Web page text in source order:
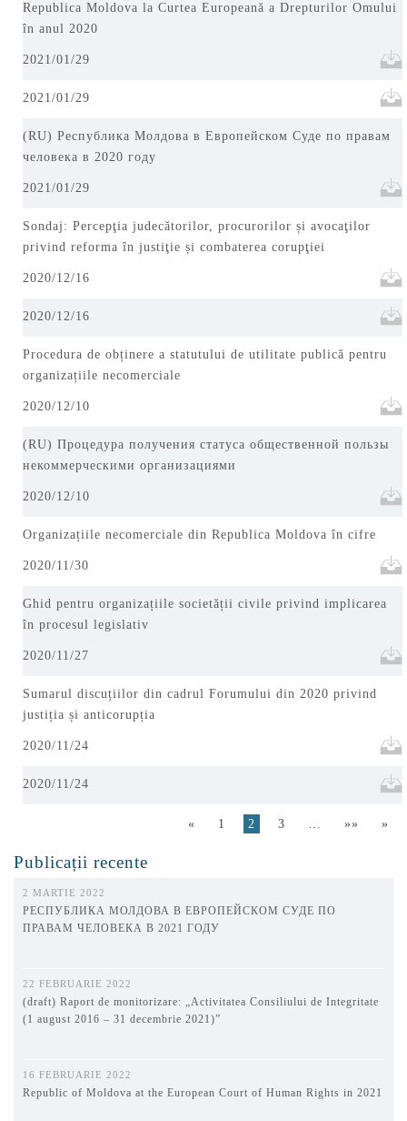
Republica Moldova la Curtea Europeană a Drepturilor Omului
în anul 2020
2021/01/29
2021/01/29
(RU) Республика Молдова в Европейском Суде по правам
человека в 2020 году
2021/01/29
Sondaj: Percepţia judecătorilor, procurorilor și avocaţilor
privind reforma în justiţie și combaterea corupţiei
2020/12/16
2020/12/16
Procedura de obținere a statutului de utilitate publică pentru
organizațiile necomerciale
2020/12/10
(RU) Процедура получения статуса общественной пользы
некоммерческими организациями
2020/12/10
Organizațiile necomerciale din Republica Moldova în cifre
2020/11/30
Ghid pentru organizațiile societății civile privind implicarea
în procesul legislativ
2020/11/27
Sumarul discuțiilor din cadrul Forumului din 2020 privind
justiția și anticorupția
2020/11/24
2020/11/24
« 1 2 3 … »» »
Publicații recente
2 MARTIE 2022
РЕСПУБЛИКА МОЛДОВА В ЕВРОПЕЙСКОМ СУДЕ ПО
ПРАВАМ ЧЕЛОВЕКА В 2021 ГОДУ
22 FEBRUARIE 2022
(draft) Raport de monitorizare: „Activitatea Consiliului de Integritate
(1 august 2016 – 31 decembrie 2021)”
16 FEBRUARIE 2022
Republic of Moldova at the European Court of Human Rights in 2021